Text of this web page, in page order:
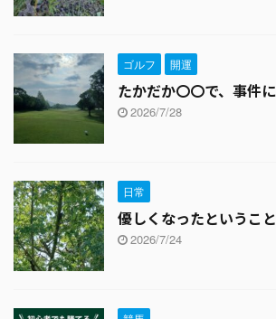
ゴルフ 開運
たかだか〇〇で、事件
2026/7/28
日常
優しくなったというこ
2026/7/24